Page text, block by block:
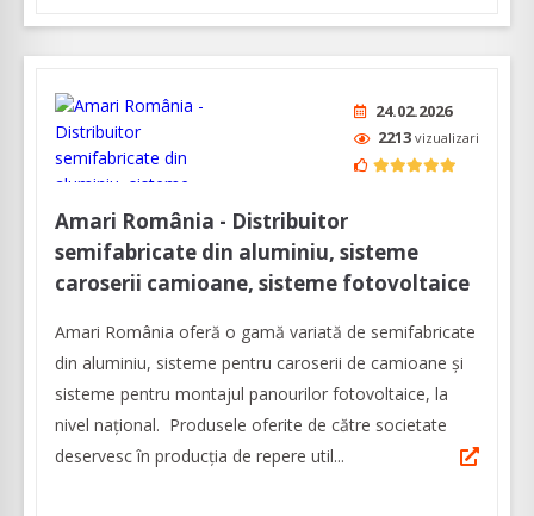
24.02.2026
2213 vizualizari
Amari România - Distribuitor
semifabricate din aluminiu, sisteme
caroserii camioane, sisteme fotovoltaice
Amari România oferă o gamă variată de semifabricate
din aluminiu, sisteme pentru caroserii de camioane şi
sisteme pentru montajul panourilor fotovoltaice, la
nivel naţional. Produsele oferite de către societate
deservesc în producţia de repere util...